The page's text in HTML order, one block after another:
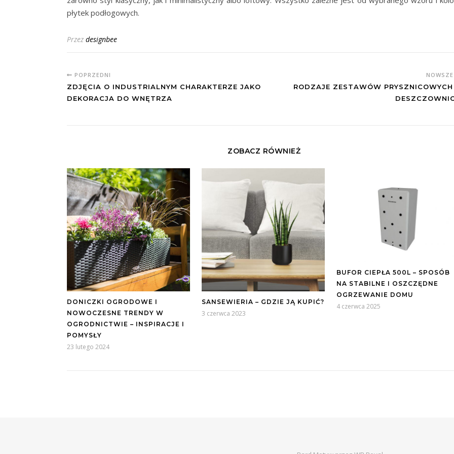
płytek podłogowych.
Przez designbee
POPRZEDNI
ZDJĘCIA O INDUSTRIALNYM CHARAKTERZE JAKO
DEKORACJA DO WNĘTRZA
NOWSZE
RODZAJE ZESTAWÓW
ZOBACZ RÓWNIEŻ
DONICZKI OGRODOWE I
NOWOCZESNE TRENDY W
OGRODNICTWIE – INSPIRACJE I
POMYSŁY
23 lutego 2024
SANSEWIERIA – GDZIE JĄ KUPIĆ?
3 czerwca 2023
BUFOR CIEPŁA 500L – SPOSÓB
NA STABILNE I OSZCZĘDNE
OGRZEWANIE DOMU
4 czerwca 2025